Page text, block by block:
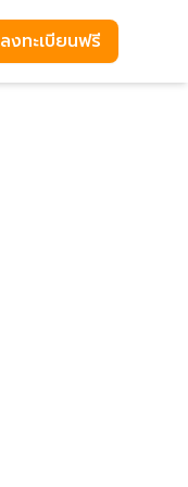
ลงทะเบียนฟรี